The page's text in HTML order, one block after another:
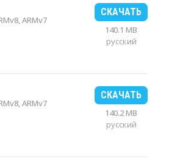
ARMv7
СКАЧАТЬ
140.1 MB
русский
ARMv7
СКАЧАТЬ
140.2 MB
русский